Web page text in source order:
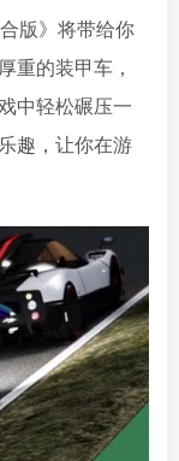
版》将带给你
重的装甲车，
中轻松碾压一
趣，让你在游